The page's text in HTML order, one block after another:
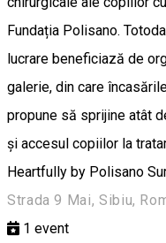
Fundația Polisano.
lucrare beneficiază de
galerie, din care
propune să sprijine atât
și accesul copiilor la
Heartfully by Polisano
Strada 9 Mai, Sibiu,
1 event